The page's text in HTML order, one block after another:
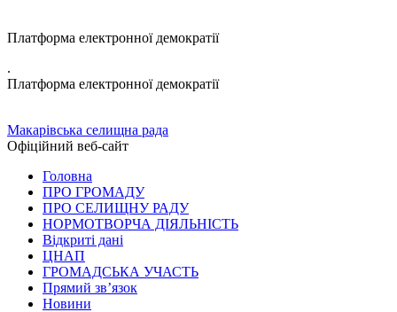
Платформа електронної демократії
.
Платформа електронної демократії
Макарівська селищна рада
Офіційний веб-сайт
Головна
ПРО ГРОМАДУ
ПРО СЕЛИЩНУ РАДУ
НОРМОТВОРЧА ДІЯЛЬНІСТЬ
Відкриті дані
ЦНАП
ГРОМАДСЬКА УЧАСТЬ
Прямий зв’язок
Новини